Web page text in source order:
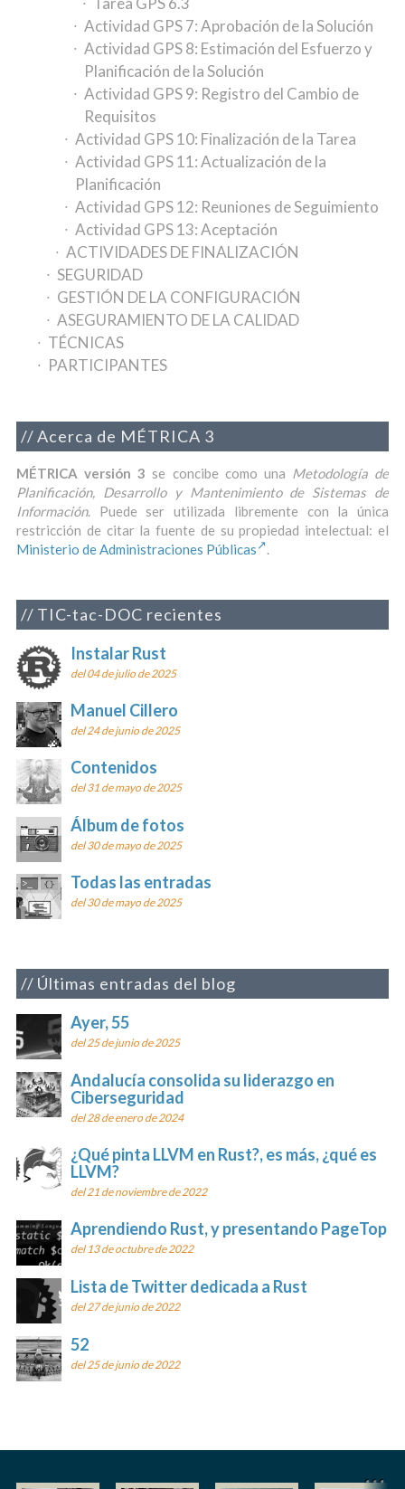
Actividad GPS 7: Aprobación de la Solución
Actividad GPS 8: Estimación del Esfuerzo y
Planificación de la Solución
Actividad GPS 9: Registro del Cambio de
Requisitos
Actividad GPS 10: Finalización de la Tarea
Actividad GPS 11: Actualización de la
Planificación
Actividad GPS 12: Reuniones de Seguimiento
Actividad GPS 13: Aceptación
ACTIVIDADES DE FINALIZACIÓN
SEGURIDAD
GESTIÓN DE LA CONFIGURACIÓN
ASEGURAMIENTO DE LA CALIDAD
TÉCNICAS
PARTICIPANTES
Acerca de MÉTRICA 3
MÉTRICA versión 3 se concibe como una Metodología de
Planificación, Desarrollo y Mantenimiento de Sistemas de
Información. Puede ser utilizada libremente con la única
restricción de citar la fuente de su propiedad intelectual: el
Ministerio de Administraciones Públicas
.
TIC-tac-DOC recientes
Instalar Rust
del 04 de julio de 2025
Manuel Cillero
del 24 de junio de 2025
Contenidos
del 31 de mayo de 2025
Álbum de fotos
del 30 de mayo de 2025
Todas las entradas
del 30 de mayo de 2025
Últimas entradas del blog
Ayer, 55
del 25 de junio de 2025
Andalucía consolida su liderazgo en
Ciberseguridad
del 28 de enero de 2024
¿Qué pinta LLVM en Rust?, es más, ¿qué es
LLVM?
del 21 de noviembre de 2022
Aprendiendo Rust, y presentando PageTop
del 13 de octubre de 2022
Lista de Twitter dedicada a Rust
del 27 de junio de 2022
52
del 25 de junio de 2022